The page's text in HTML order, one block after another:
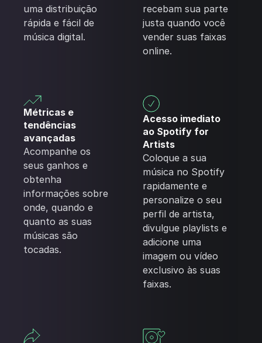
uma distribuição
rápida e fácil de
música digital.
recebam sua parte
justa quando você
vender suas faixas
online.
Métricas e
tendências
avançadas
Acompanhe os
seus ganhos e
obtenha
informações sobre
onde, quando e
quanto as suas
músicas são
tocadas.
Acesso imediato
ao Spotify for
Artists
Coloque a sua
música no Spotify
rapidamente e
personalize o seu
perfil de artista,
divulgue playlists e
adicione uma
imagem ou vídeo
exclusivo às suas
faixas.